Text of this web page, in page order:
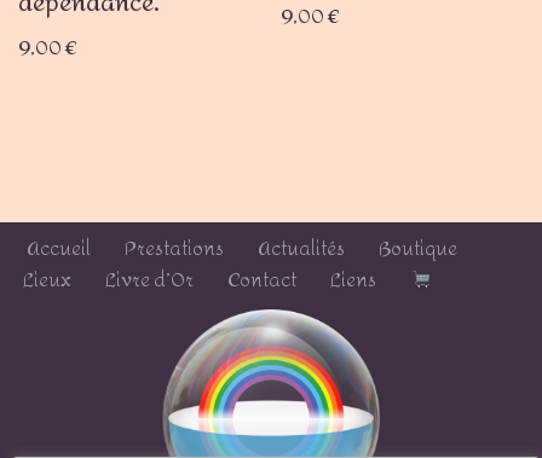
9,00€
9,00€
Accueil Prestations Actualités
Boutique
Lieux
Livre d’Or Contact Liens